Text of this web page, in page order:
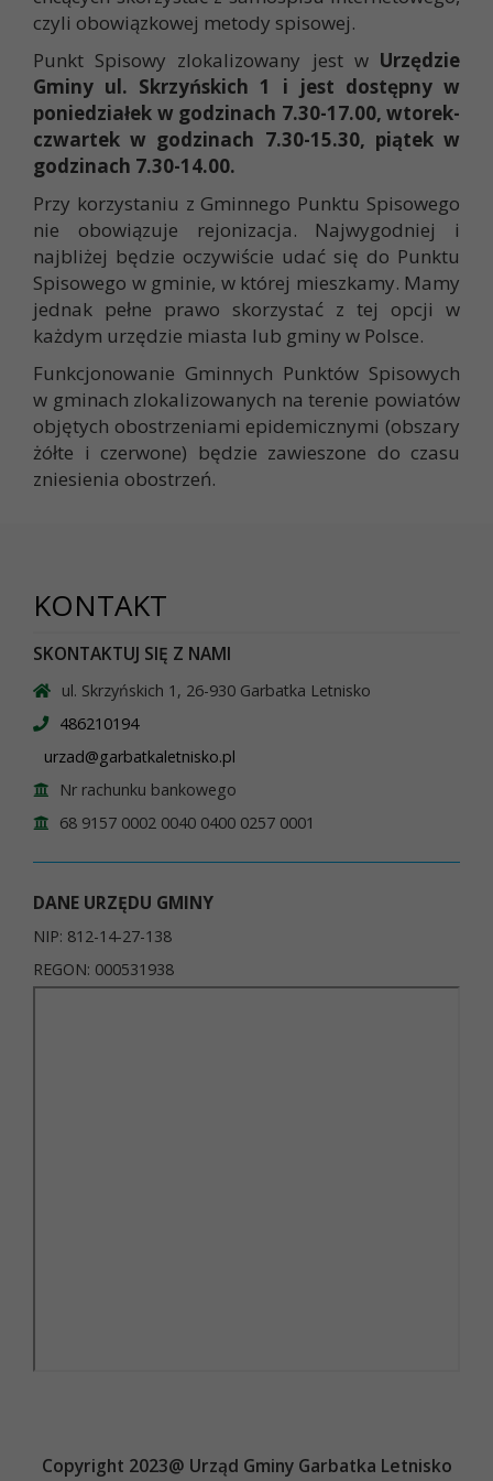
czyli obowiązkowej metody spisowej.
Punkt Spisowy zlokalizowany jest w Urzędzie
Gminy ul. Skrzyńskich 1 i jest dostępny w
poniedziałek w godzinach 7.30-17.00, wtorek-
czwartek w godzinach 7.30-15.30, piątek w
godzinach 7.30-14.00.
Przy korzystaniu z Gminnego Punktu Spisowego
nie obowiązuje rejonizacja. Najwygodniej i
najbliżej będzie oczywiście udać się do Punktu
Spisowego w gminie, w której mieszkamy. Mamy
jednak pełne prawo skorzystać z tej opcji w
każdym urzędzie miasta lub gminy w Polsce.
Funkcjonowanie Gminnych Punktów Spisowych
w gminach zlokalizowanych na terenie powiatów
objętych obostrzeniami epidemicznymi (obszary
żółte i czerwone) będzie zawieszone do czasu
zniesienia obostrzeń.
KONTAKT
SKONTAKTUJ SIĘ Z NAMI
ul. Skrzyńskich 1, 26-930 Garbatka Letnisko
486210194
urzad@garbatkaletnisko.pl
Nr rachunku bankowego
68 9157 0002 0040 0400 0257 0001
DANE URZĘDU GMINY
NIP: 812-14-27-138
REGON: 000531938
Copyright 2023@ Urząd Gminy Garbatka Letnisko